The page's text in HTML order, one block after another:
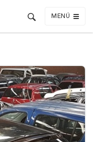
MENÚ